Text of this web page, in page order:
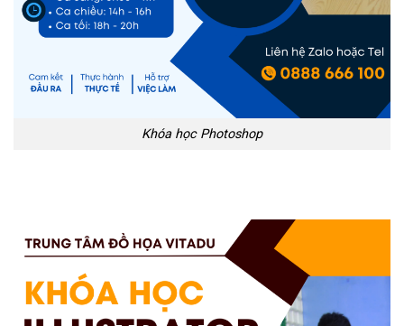
Khóa học Photoshop